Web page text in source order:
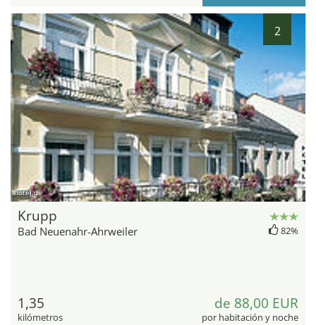
2
hotel.de
Krupp
Bad Neuenahr-Ahrweiler 82%
1,35
kilómetros
de 88,00 EUR
por habitación y noche